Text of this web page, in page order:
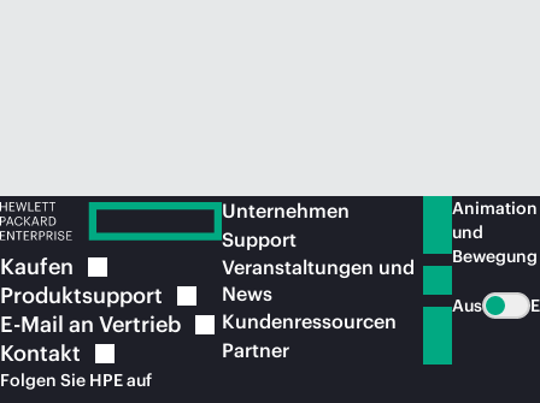
Kaufen
Produktsupport
E-Mail an Vertrieb
Kontakt
Folgen Sie HPE auf
Unternehmen
Support
Veranstaltungen und
News
Kundenressourcen
Partner
Animation
und
Bewegung
Aus